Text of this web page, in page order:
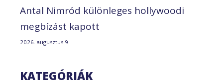
Antal Nimród különleges hollywoodi
megbízást kapott
2026. augusztus 9.
KATEGÓRIÁK